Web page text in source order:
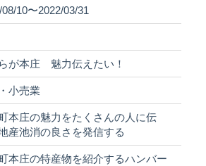
08/10〜2022/03/31
が本庄 魅力伝えたい！
小売業
本庄の魅力をたくさんの人に伝
産池消の良さを発信する
本庄の特産物を紹介するハンバー